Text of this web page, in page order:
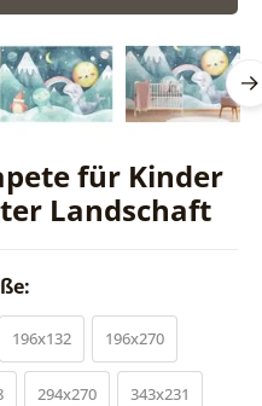
für Kinder
Landschaft
196x132 196x270
294x270 343x231